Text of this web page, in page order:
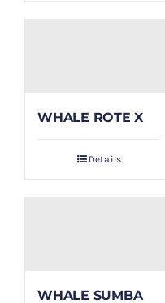
WHALE ROTE X
Details
WHALE SUMBA